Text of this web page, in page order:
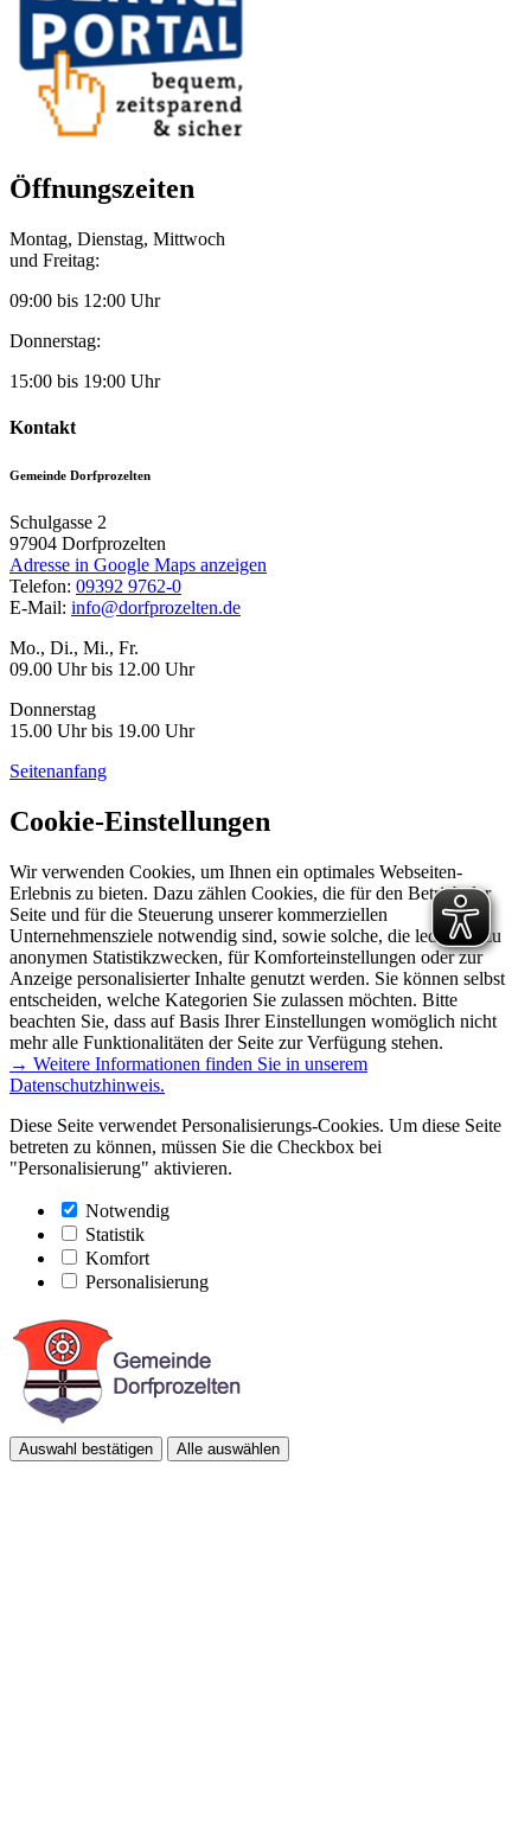
Öffnungszeiten
Montag, Dienstag, Mittwoch
und Freitag:
09:00 bis 12:00 Uhr
Donnerstag:
15:00 bis 19:00 Uhr
Kontakt
Gemeinde Dorfprozelten
Schulgasse 2
97904 Dorfprozelten
Adresse in Google Maps anzeigen
Telefon: 09392 9762-0
E-Mail: info@dorfprozelten.de
Mo., Di., Mi., Fr.
09.00 Uhr bis 12.00 Uhr
Donnerstag
15.00 Uhr bis 19.00 Uhr
Seitenanfang
Cookie-Einstellungen
Wir verwenden Cookies, um Ihnen ein optimales Webseiten-
Erlebnis zu bieten. Dazu zählen Cookies, die für den Betrieb der
Seite und für die Steuerung unserer kommerziellen
Unternehmensziele notwendig sind, sowie solche, die lediglich zu
anonymen Statistikzwecken, für Komforteinstellungen oder zur
Anzeige personalisierter Inhalte genutzt werden. Sie können selbst
entscheiden, welche Kategorien Sie zulassen möchten. Bitte
beachten Sie, dass auf Basis Ihrer Einstellungen womöglich nicht
mehr alle Funktionalitäten der Seite zur Verfügung stehen.
→ Weitere Informationen finden Sie in unserem
Datenschutzhinweis.
Diese Seite verwendet Personalisierungs-Cookies. Um diese Seite
betreten zu können, müssen Sie die Checkbox bei
"Personalisierung" aktivieren.
Notwendig
Statistik
Komfort
Personalisierung
Auswahl bestätigen Alle auswählen